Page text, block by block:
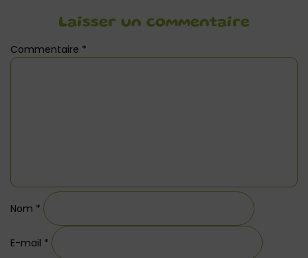
Laisser un commentaire
Commentaire *
Nom *
E-mail *